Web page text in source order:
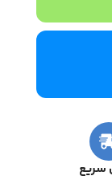
سریع